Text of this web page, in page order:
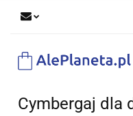
Cymbergaj dla